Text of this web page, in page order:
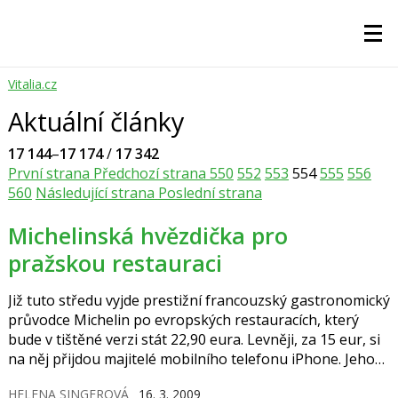
Vitalia.cz
Aktuální články
17 144–17 174/ 17 342
První strana Předchozí strana 550 552 553 554555 556
560 Následující strana Poslední strana
Michelinská hvězdička pro
pražskou restauraci
Již tuto středu vyjde prestižní francouzský gastronomický
průvodce Michelin po evropských restauracích, který
bude v tištěné verzi stát 22,90 eura. Levněji, za 15 eur, si
na něj přijdou majitelé mobilního telefonu iPhone. Jeho
HELENA SINGEROVÁ 16. 3. 2009